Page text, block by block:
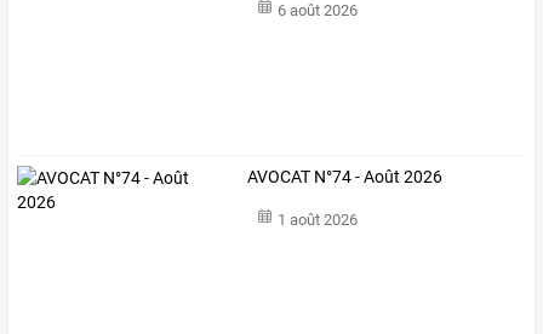
6 août 2026
AVOCAT N°74 - Août 2026
1 août 2026